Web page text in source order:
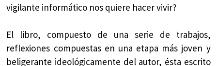
vigilante informático nos quiere hacer vivir?
El libro, compuesto de una serie de trabajos,
reflexiones compuestas en una etapa más joven y
beligerante ideológicamente del autor, ésta escrito